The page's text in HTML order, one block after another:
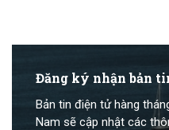
Đăng ký nhận bản
Bản tin điện tử hàng
Nam sẽ cập nhật các